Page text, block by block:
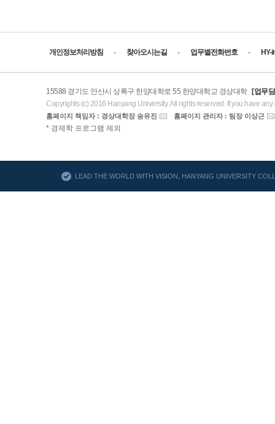
개인정보처리방침 찾아오시는길 업무별전화번호 HY-
15588 경기도 안산시 상록구 한양대학로 55 한양대학교 경상대학
[업무
Copyrights (c) 2016 Hanyang University. All rights reserved. If you have any
홈페이지 책임자 : 경상대학장 송유진 홈페이지 관리자 : 팀장 이상근
AACSB
* 경제학 프로그램 제외
LEAD THE WORLD WITH VISION, HANYANG UNIVERSITY